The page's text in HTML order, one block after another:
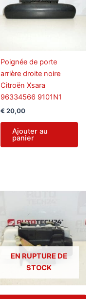
Poignée de porte
arrière droite noire
Citroën Xsara
96334566 9101N1
€ 20,00
Ajouter au
panier
EN RUPTURE DE
STOCK